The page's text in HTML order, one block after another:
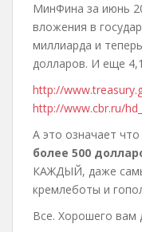
МинФина за июнь
вложения в
миллиарда и
долларов. И еще
http://
http://www.cbr.ru/
А это означает что
более 500
КАЖДЫЙ, даже
кремлеботы и
Все. Хорошего вам